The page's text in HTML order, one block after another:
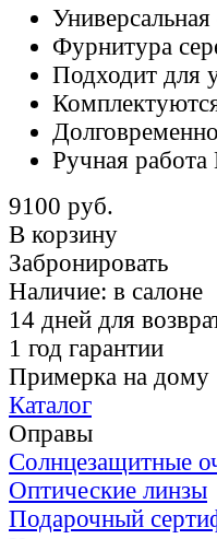
Фурнитура
Подходит для
Ручная работа
9100 руб.
В корзину
Забронировать
Наличие: в салоне
14 дней для
1 год гарантии
Примерка на дому
Каталог
Оправы
Солнцезащитные
Оптические линзы
Подарочный